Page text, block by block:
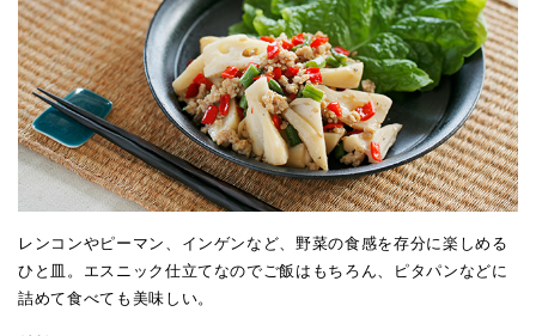
レンコンやピーマン、インゲンなど、野菜の食感を存分に楽しめる
ひと皿。エスニック仕立てなのでご飯はもちろん、ピタパンなどに
詰めて食べても美味しい。